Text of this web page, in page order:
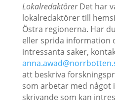
LokalredaktörerDet har
lokalredaktörer till
Östra regionerna. Har
eller sprida information
intressanta saker,
att beskriva
som arbetar med något
skrivande som kan